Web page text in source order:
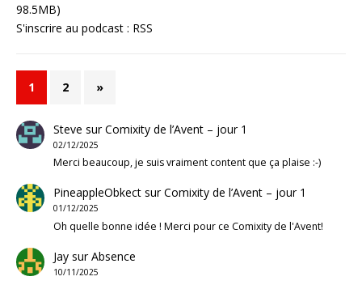
98.5MB)
S'inscrire au podcast : RSS
1 2 »
Steve surComixity de l’Avent – jour 1
02/12/2025
Merci beaucoup, je suis vraiment content que ça plaise :-)
PineappleObkectsurComixity de l’Avent – jour 1
01/12/2025
Oh quelle bonne idée ! Merci pour ce Comixity de l'Avent!
JaysurAbsence
10/11/2025